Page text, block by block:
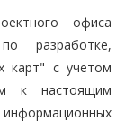
офиса
разработке,
карт" с учетом
к настоящим
информационных